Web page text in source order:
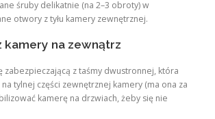
śruby delikatnie (na 2–3 obroty) w
otwory z tyłu kamery zewnętrznej.
kamery na zewnątrz
zabezpieczającą z taśmy dwustronnej, która
tylnej części zewnętrznej kamery (ma ona za
kamerę na drzwiach, żeby się nie